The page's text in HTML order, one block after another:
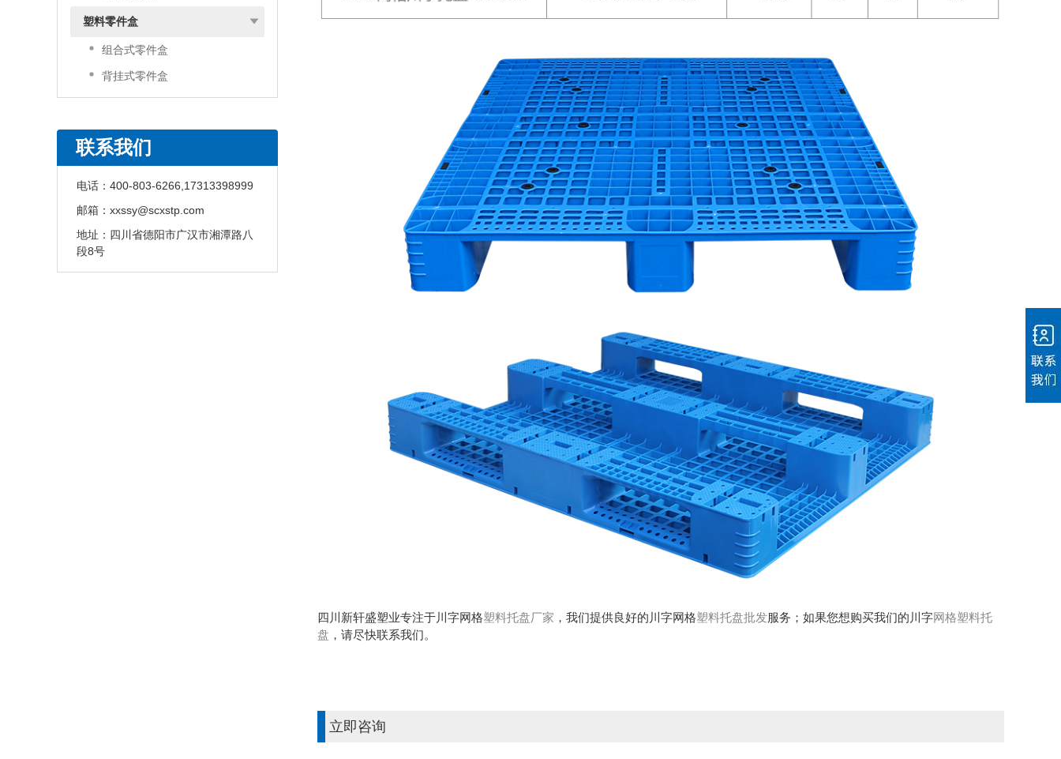
塑料零件盒
组合式零件盒
背挂式零件盒
联系我们
电话： 400-803-6266,17313398999
邮箱： xxssy@scxstp.com
地址： 四川省德阳市广汉市湘潭路八
段8号
四川新轩盛塑业专注于川字网格塑料托盘厂家 ，我们提供良好的川字网格塑料托盘批发服务；如果您想购买我们的川字网格塑料托
盘 ，请尽快联系我们。
立即咨询